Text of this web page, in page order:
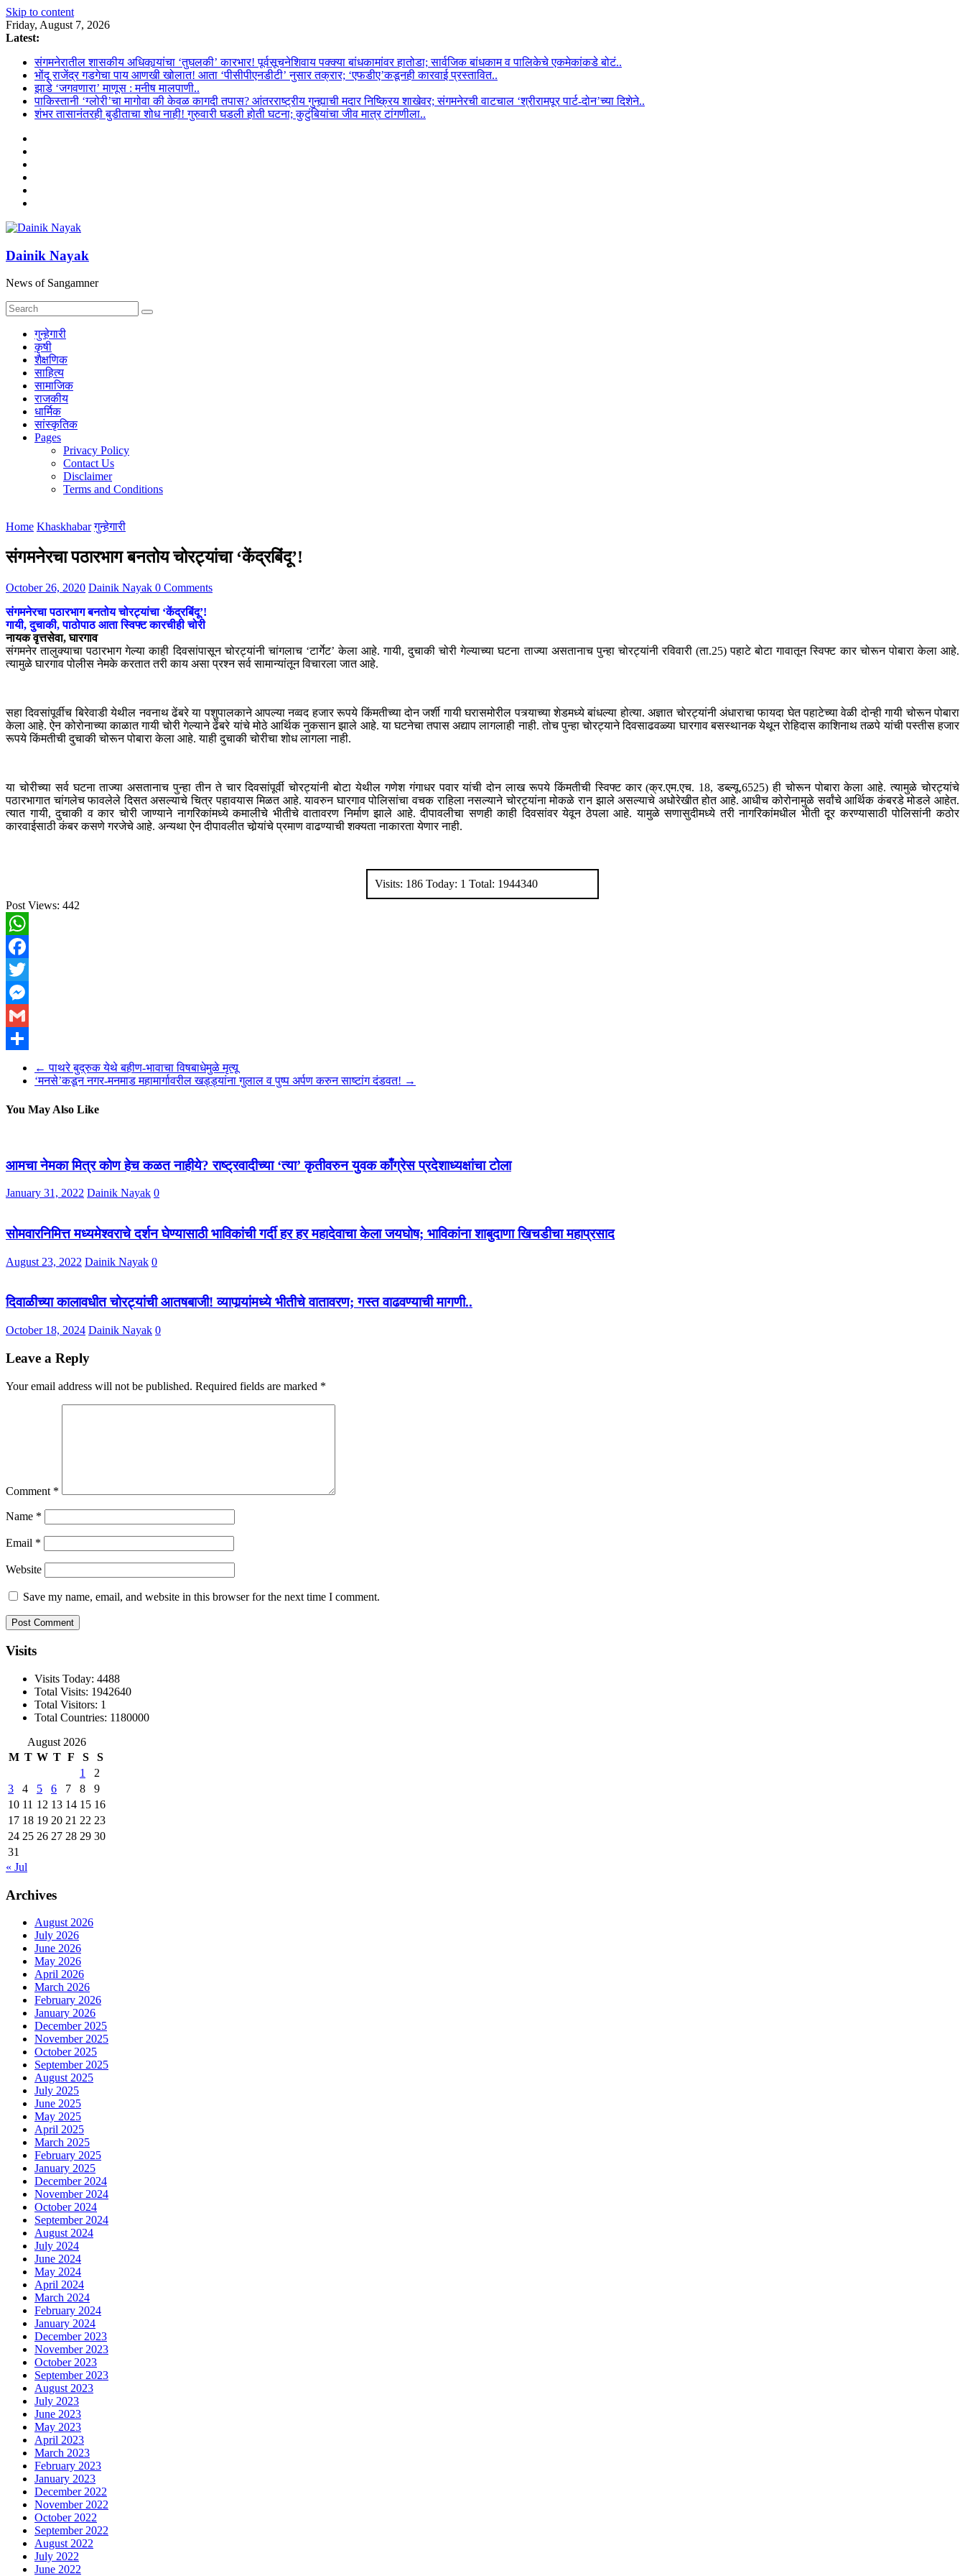
Skip to content
Friday, August 7, 2026
Latest:
संगमनेरातील शासकीय अधिकार्‍यांचा ‘तुघलकी’ कारभार! पूर्वसूचनेशिवाय पक्क्या बांधकामांवर हातोडा; सार्वजिक बांधकाम व पालिकेचे एकमेकांकडे बोटं..
भोंदू राजेंद्र गडगेचा पाय आणखी खोलात! आता ‘पीसीपीएनडीटी’ नुसार तक्रार; ‘एफडीए’कडूनही कारवाई प्रस्तावित..
झाडे ‘जगवणारा’ माणूस : मनीष मालपाणी..
पाकिस्तानी ‘ग्लोरी’चा मागोवा की केवळ कागदी तपास? आंतरराष्ट्रीय गुन्ह्याची मदार निष्क्रिय शाखेवर; संगमनेरची वाटचाल ‘श्रीरामपूर पार्ट-दोन’च्या दिशेने..
शंभर तासानंतरही बुडीताचा शोध नाही! गुरुवारी घडली होती घटना; कुटुंबियांचा जीव मात्र टांगणीला..
Dainik Nayak
News of Sangamner
गुन्हेगारी
कृषी
शैक्षणिक
साहित्य
सामाजिक
राजकीय
धार्मिक
सांस्कृतिक
Pages
Privacy Policy
Contact Us
Disclaimer
Terms and Conditions
Home Khaskhabar गुन्हेगारी
संगमनेरचा पठारभाग बनतोय चोरट्यांचा ‘केंद्रबिंदू’!
October 26, 2020 Dainik Nayak 0 Comments
संगमनेरचा पठारभाग बनतोय चोरट्यांचा ‘केंद्रबिंदू’!
गायी, दुचाकी, पाठोपाठ आता स्विफ्ट कारचीही चोरी
नायक वृत्तसेवा, घारगाव
संगमनेर तालुक्याचा पठारभाग गेल्या काही दिवसांपासून चोरट्यांनी चांगलाच ‘टार्गेट’ केला आहे. गायी, दुचाकी चोरी गेल्याच्या घटना ताज्या असतानाच पुन्हा चोरट्यांनी रविवारी (ता.25) पहाटे बोटा गावातून स्विफ्ट कार चोरून पोबारा केला आहे.
त्यामुळे घारगाव पोलीस नेमके करतात तरी काय असा प्रश्न सर्व सामान्यांतून विचारला जात आहे.
सहा दिवसांपूर्वीच बिरेवाडी येथील नवनाथ ढेंबरे या पशुपालकाने आपल्या नव्वद हजार रूपये किंमतीच्या दोन जर्शी गायी घरासमोरील पत्र्याच्या शेडमध्ये बांधल्या होत्या. अज्ञात चोरट्यांनी अंधाराचा फायदा घेत पहाटेच्या वेळी दोन्ही गायी चोरून पोबारा
केला आहे. ऐन कोरोनाच्या काळात गायी चोरी गेल्याने ढेंबरे यांचे मोठे आर्थिक नुकसान झाले आहे. या घटनेचा तपास अद्याप लागलाही नाही. तोच पुन्हा चोरट्याने दिवसाढवळ्या घारगाव बसस्थानक येथून रोहिदास काशिनाथ तळपे यांची पस्तीस हजार
रूपये किंमतीची दुचाकी चोरून पोबारा केला आहे. याही दुचाकी चोरीचा शोध लागला नाही.
या चोरीच्या सर्व घटना ताज्या असतानाच पुन्हा तीन ते चार दिवसांपूर्वी चोरट्यांनी बोटा येथील गणेश गंगाधर पवार यांची दोन लाख रूपये किंमतीची स्विफ्ट कार (क्र.एम.एच. 18, डब्ल्यू.6525) ही चोरून पोबारा केला आहे. त्यामुळे चोरट्यांचे
पठारभागात चांगलेच फावलेले दिसत असल्याचे चित्र पहावयास मिळत आहे. यावरुन घारगाव पोलिसांचा वचक राहिला नसल्याने चोरट्यांना मोकळे रान झाले असल्याचे अधोरेखीत होत आहे. आधीच कोरोनामुळे सर्वांचे आर्थिक कंबरडे मोडले आहेत.
त्यात गायी, दुचाकी व कार चोरी जाण्याने नागरिकांमध्ये कमालीचे भीतीचे वातावरण निर्माण झाले आहे. दीपावलीचा सणही काही दिवसांवर येवून ठेपला आहे. यामुळे सणासुदीमध्ये तरी नागरिकांमधील भीती दूर करण्यासाठी पोलिसांनी कठोर
कारवाईसाठी कंबर कसणे गरजेचे आहे. अन्यथा ऐन दीपावलीत चोर्‍यांचे प्रमाण वाढण्याची शक्यता नाकारता येणार नाही.
Visits: 186 Today: 1 Total: 1944340
Post Views: 442
WhatsApp
Facebook
Twitter
Messenger
Gmail
← पाथरे बुद्रुक येथे बहीण-भावाचा विषबाधेमुळे मृत्यू
‘मनसे’कडून नगर-मनमाड महामार्गावरील खड्ड्यांना गुलाल व पुष्प अर्पण करुन साष्टांग दंडवत! →
You May Also Like
आमचा नेमका मित्र कोण हेच कळत नाहीये? राष्ट्रवादीच्या ‘त्या’ कृतीवरुन युवक काँग्रेस प्रदेशाध्यक्षांचा टोला
January 31, 2022 Dainik Nayak 0
सोमवारनिमित्त मध्यमेश्वराचे दर्शन घेण्यासाठी भाविकांची गर्दी हर हर महादेवाचा केला जयघोष; भाविकांना शाबुदाणा खिचडीचा महाप्रसाद
August 23, 2022 Dainik Nayak 0
दिवाळीच्या कालावधीत चोरट्यांची आतषबाजी! व्यापार्‍यांमध्ये भीतीचे वातावरण; गस्त वाढवण्याची मागणी..
October 18, 2024 Dainik Nayak 0
Leave a Reply
Your email address will not be published. Required fields are marked *
Comment *
Name *
Email *
Website
Save my name, email, and website in this browser for the next time I comment.
Visits
Visits Today: 4488
Total Visits: 1942640
Total Visitors: 1
Total Countries: 1180000
August 2026
M T W T F S
S
1
2
3
4 5 6 7 8
9
10 11 12 13 14 15 16
17 18 19 20 21 22 23
24 25 26 27 28 29 30
31
« Jul
Archives
August 2026
July 2026
June 2026
May 2026
April 2026
March 2026
February 2026
January 2026
December 2025
November 2025
October 2025
September 2025
August 2025
July 2025
June 2025
May 2025
April 2025
March 2025
February 2025
January 2025
December 2024
November 2024
October 2024
September 2024
August 2024
July 2024
June 2024
May 2024
April 2024
March 2024
February 2024
January 2024
December 2023
November 2023
October 2023
September 2023
August 2023
July 2023
June 2023
May 2023
April 2023
March 2023
February 2023
January 2023
December 2022
November 2022
October 2022
September 2022
August 2022
July 2022
June 2022